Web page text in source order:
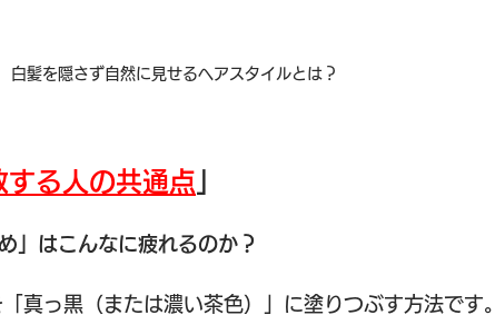
白髪を隠さず自然に見せるヘアスタイルとは？
する人の共通点
」はこんなに疲れるのか？
真っ黒（または濃い茶色）」に塗りつぶす方法です。